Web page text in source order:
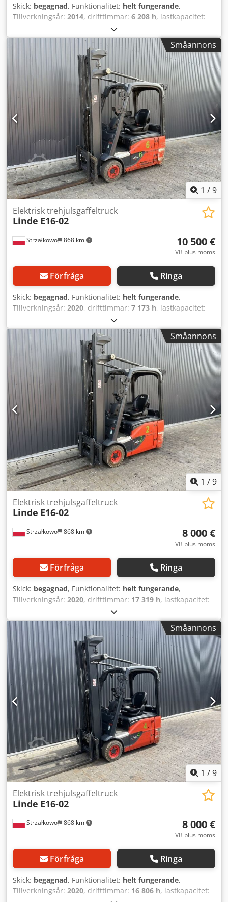
Skick: begagnad, Funktionalitet: helt fungerande,
Tillverkningsår: 2014, drifttimmar: 6 208 h, lastkapacitet:
, fri lyfthöjd:
bränsletyp:elektrisk, masttyp:triplex, byggnadshöjd:
Elektro, Elektrisk trehjulig staplare ISO-
klass: ISO-klass 2 = 1 000–2 500 kg Masttyp: Triplex Skick:
Klar för användning och fullt funktionell Tekniskt skick: bra
Batterispänning: 48 V Batteritillverkningsår: 2016
Sidoförskjutare, 3:e ventil, 4:e ventil Cedpfx Aozri R Tjgusrf
Småannons
1 /9
Strzałkowo 868 km
Elektrisk trehjulsgaffeltruck
Linde E16-02
10 500 €
VB plus moms
Förfråga Ringa
Skick: begagnad, Funktionalitet: helt fungerande,
Tillverkningsår: 2020, drifttimmar: 7 173 h, lastkapacitet:
, fri lyfthöjd:
bränsletyp:elektrisk, masttyp:triplex, byggnadshöjd:
2 471 mm
Elektro, Elektrisk 3-hjulig truck ISO-
klass: ISO-klass 2 = 1.000 - 2.500 kg Masttyp: Triplex Skick:
Driftsklar och fullt fungerande Tekniskt skick: bra Csdpjzri
Ilefx Aguorf Batterispänning: 48V Sidoförskjutning, 3:e
ventil,
Småannons
1 /9
Strzałkowo 868 km
Elektrisk trehjulsgaffeltruck
Linde E16-02
8 000 €
VB plus moms
Förfråga Ringa
Skick: begagnad, Funktionalitet: helt fungerande,
Tillverkningsår: 2020, drifttimmar: 17 319 h, lastkapacitet:
, fri lyfthöjd:
bränsletyp:elektrisk, masttyp:triplex, byggnadshöjd:
2 471 mm , drivtyp: Elektro , Elektrisk 3-hjulig truck ISO-
klass: ISO-klass 2 = 1.000 - 2.500 kg Masttyp: Triplex Skick:
Driftsklar och fullt fungerande Credpfx Ajzri Ifjgusf
Tekniskt skick: bra Batterispänning: 48V Sidoförskjutning,
3:e ventil,
Småannons
1 /9
Strzałkowo 868 km
Elektrisk trehjulsgaffeltruck
Linde E16-02
8 000 €
VB plus moms
Förfråga Ringa
Skick: begagnad, Funktionalitet: helt fungerande,
Tillverkningsår: 2020, drifttimmar: 16 806 h, lastkapacitet: